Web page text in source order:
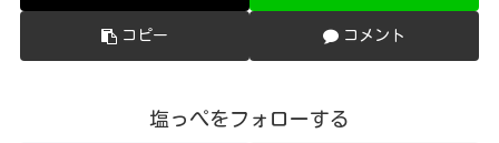
コピー コメント
塩っぺをフォローする